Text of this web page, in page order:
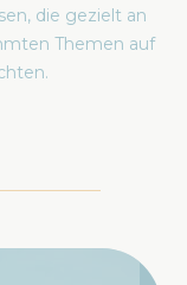
die gezielt an
Themen auf